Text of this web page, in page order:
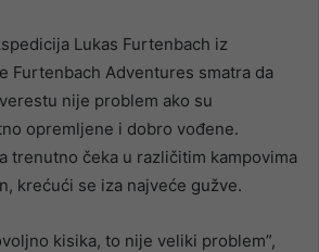
Lukas Furtenbach iz
Furtenbach Adventures smatra da
nije problem ako su
opremljene i dobro vođene.
trenutno čeka u različitim kampovima
krećući se iza najveće gužve.
kisika, to nije veliki problem”,